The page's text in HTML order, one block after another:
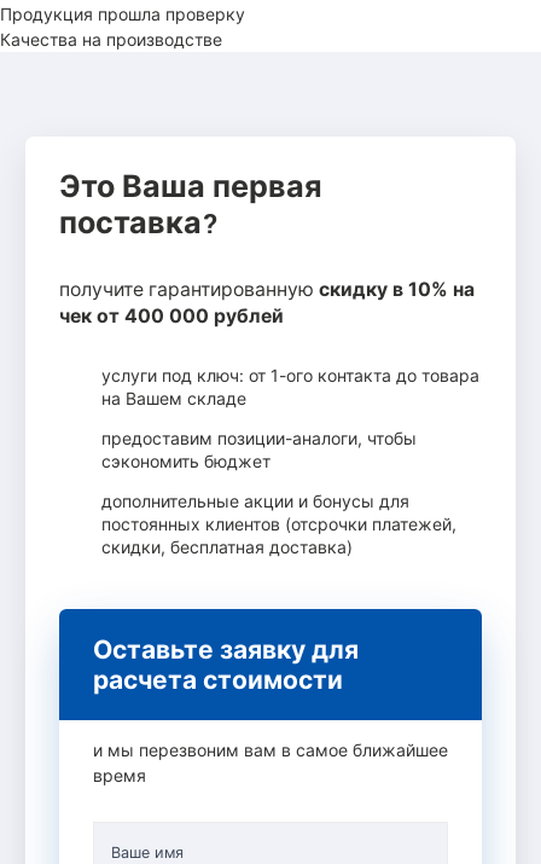
Продукция прошла проверку
Качества на производстве
Это Ваша первая
поставка?
получите гарантированную скидку в 10% на
чек от 400 000 рублей
услуги под ключ: от 1-ого контакта до товара
на Вашем складе
предоставим позиции-аналоги, чтобы
сэкономить бюджет
дополнительные акции и бонусы для
постоянных клиентов (отсрочки платежей,
скидки, бесплатная доставка)
Оставьте заявку для
расчета стоимости
и мы перезвоним вам в самое ближайшее
время
Ваше имя